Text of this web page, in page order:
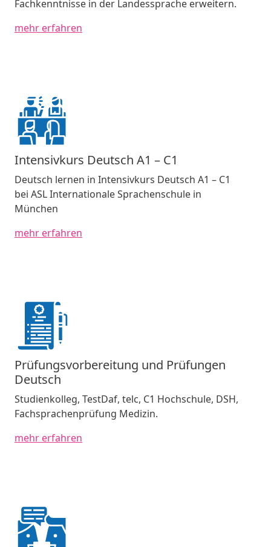
Fachkenntnisse in der Landessprache erweitern.
mehr erfahren
Intensivkurs Deutsch A1 – C1
Deutsch lernen in Intensivkurs Deutsch A1 – C1
bei ASL Internationale Sprachenschule in
München
mehr erfahren
Prüfungsvorbereitung und Prüfungen
Deutsch
Studienkolleg, TestDaf, telc, C1 Hochschule, DSH,
Fachsprachenprüfung Medizin.
mehr erfahren